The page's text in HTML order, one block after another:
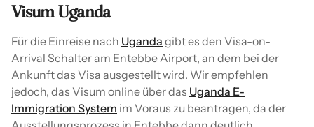
Visum Uganda
Für die Einreise nach Uganda gibt es den Visa-on-
Arrival Schalter am Entebbe Airport, an dem bei der
Ankunft das Visa ausgestellt wird. Wir empfehlen
jedoch, das Visum online über das Uganda E-
Immigration System im Voraus zu beantragen, da der